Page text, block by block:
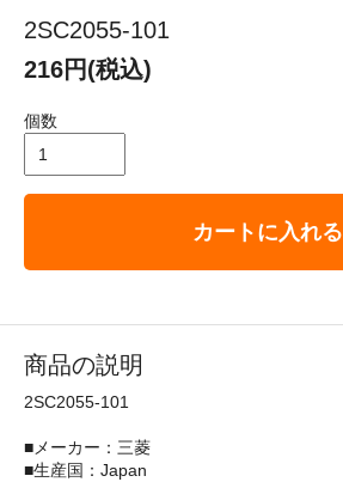
2SC2055-101
216円(税込)
個数
カートに入れる
商品の説明
2SC2055-101
■メーカー：三菱
■生産国：Japan